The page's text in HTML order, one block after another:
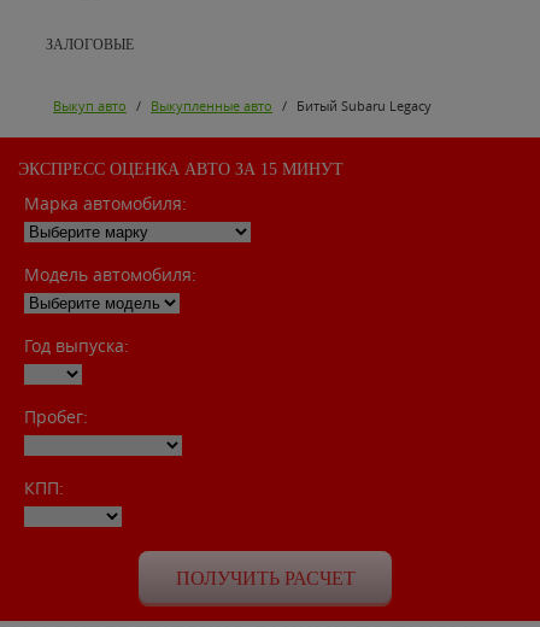
ЗАЛОГОВЫЕ
Выкуп авто / Выкупленные авто / Битый Subaru Legacy
ЭКСПРЕСС ОЦЕНКА АВТО ЗА 15 МИНУТ
Марка автомобиля:
Модель автомобиля:
Год выпуска:
Пробег:
КПП: